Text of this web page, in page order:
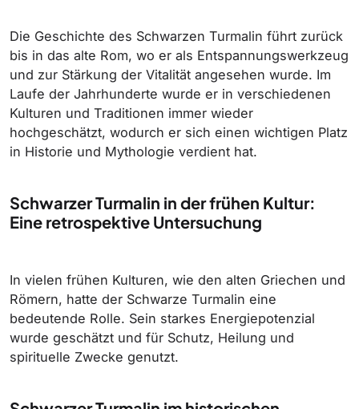
Die Geschichte des Schwarzen Turmalin führt zurück
bis in das alte Rom, wo er als Entspannungswerkzeug
und zur Stärkung der Vitalität angesehen wurde. Im
Laufe der Jahrhunderte wurde er in verschiedenen
Kulturen und Traditionen immer wieder
hochgeschätzt, wodurch er sich einen wichtigen Platz
in Historie und Mythologie verdient hat.
Schwarzer Turmalin in der frühen Kultur:
Eine retrospektive Untersuchung
In vielen frühen Kulturen, wie den alten Griechen und
Römern, hatte der Schwarze Turmalin eine
bedeutende Rolle. Sein starkes Energiepotenzial
wurde geschätzt und für Schutz, Heilung und
spirituelle Zwecke genutzt.